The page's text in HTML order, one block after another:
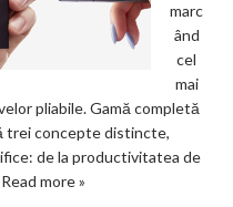
marc
ând
cel
mai
pliabile. Gamă completă
trei concepte distincte,
de la productivitatea de
Read more »